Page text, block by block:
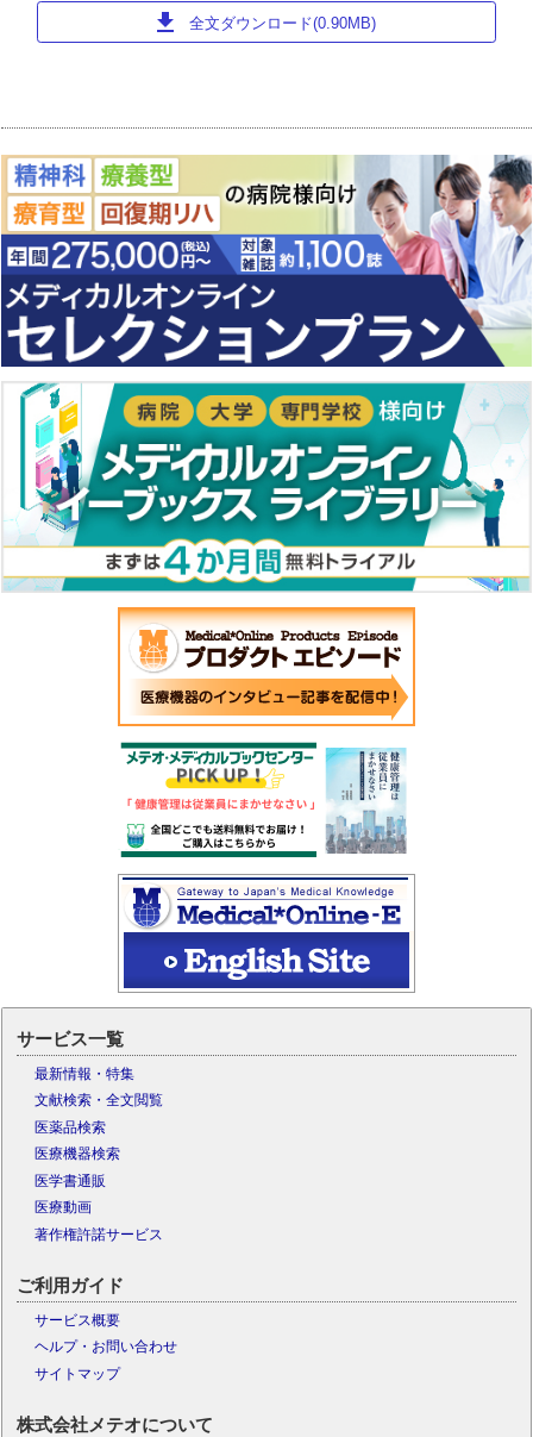
download 全文ダウンロード(0.90MB)
サービス一覧
最新情報・特集
文献検索・全文閲覧
医薬品検索
医療機器検索
医学書通販
医療動画
著作権許諾サービス
ご利用ガイド
サービス概要
ヘルプ・お問い合わせ
サイトマップ
株式会社メテオについて